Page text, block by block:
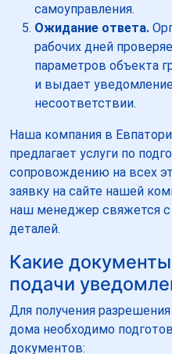
самоуправления.
Ожидание ответа.
рабочих дней
параметров объекта
и выдает
несоответствии.
Наша компания в
предлагает услуги по
сопровождению на всех
заявку на сайте нашей
наш менеджер свяжется с
деталей.
Какие
подачи
Для получения
дома необходимо
документов: